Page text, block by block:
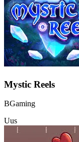
Mystic Reels
BGaming
Uus